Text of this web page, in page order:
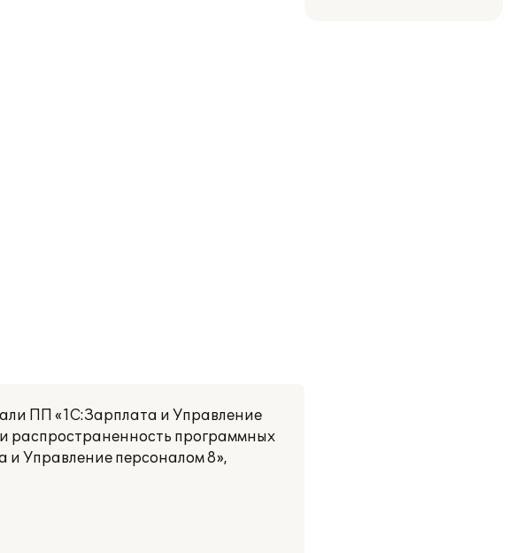
ПП «1С:Зарплата и Управление
распространенность программных
Управление персоналом 8»,